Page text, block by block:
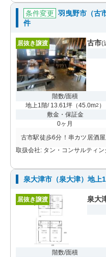
条件変更 羽曳野市（古
件
居抜き譲渡 古市(
階数/面積
地上1階/ 13.61坪（45.0m2 ）
敷金・保証金
0ヶ月
古市駅徒歩6分！串カツ居酒屋
取扱会社: タン・コンサルティン
泉大津市（泉大津）地上
居抜き譲渡 泉大
階数/面積